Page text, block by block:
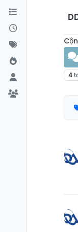
Skip to content
4